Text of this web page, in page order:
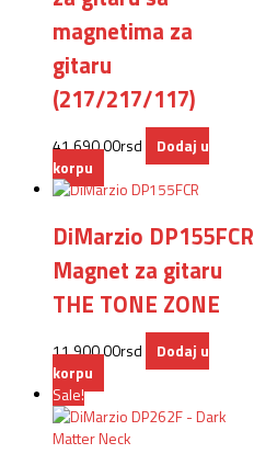
magnetima za
gitaru
(217/217/117)
41.690,00rsd
Dodaj u
korpu
DiMarzio DP155FCR
Magnet za gitaru
THE TONE ZONE
11.900,00rsd
Dodaj u
korpu
Sale!